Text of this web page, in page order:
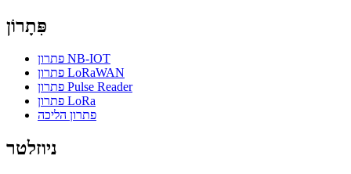
פִּתָרוֹן
פתרון NB-IOT
פתרון LoRaWAN
פתרון Pulse Reader
פתרון LoRa
פתרון הליכה
ניוזלטר